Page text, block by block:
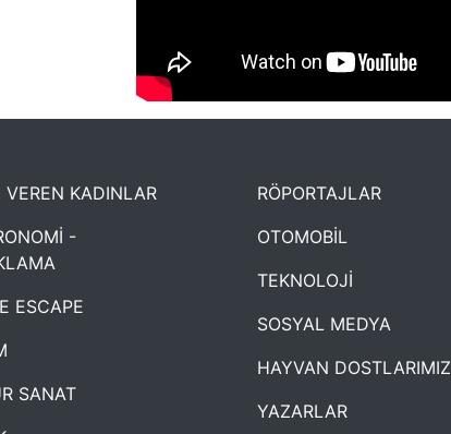
NYXmag 2. Yaş Kutlama Etkinliği
VEREN KADINLAR
-
ESCAPE
SANAT
RÖPORTAJLAR
OTOMOBİL
TEKNOLOJİ
SOSYAL MEDYA
HAYVAN DOSTLARIMIZ
YAZARLAR